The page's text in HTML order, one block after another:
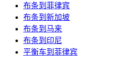
布条到菲律宾
布条到新加坡
布条到马来
布条到印尼
平衡车到菲律宾